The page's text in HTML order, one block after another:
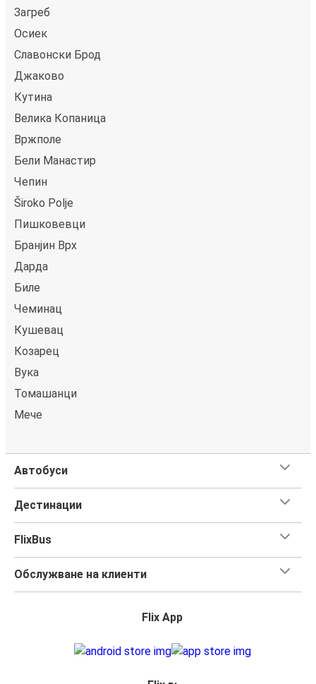
Загреб
Осиек
Славонски Брод
Джаково
Кутина
Велика Копаница
Вржполе
Бели Манастир
Чепин
Široko Polje
Пишковевци
Бранjин Врх
Дарда
Биле
Чеминац
Кушевац
Козарец
Вука
Томашанци
Мече
Автобуси
Дестинации
FlixBus
Обслужване на клиенти
Flix App